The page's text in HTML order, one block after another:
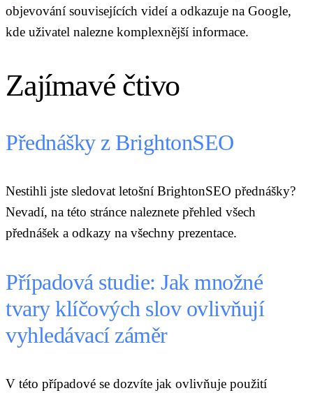
objevování souvisejících videí a odkazuje na Google,
kde uživatel nalezne komplexnější informace.
Zajímavé čtivo
Přednášky z BrightonSEO
Nestihli jste sledovat letošní BrightonSEO přednášky?
Nevadí, na této stránce naleznete přehled všech
přednášek a odkazy na všechny prezentace.
Případová studie: Jak množné
tvary klíčových slov ovlivňují
vyhledávací záměr
V této případové se dozvíte jak ovlivňuje použití